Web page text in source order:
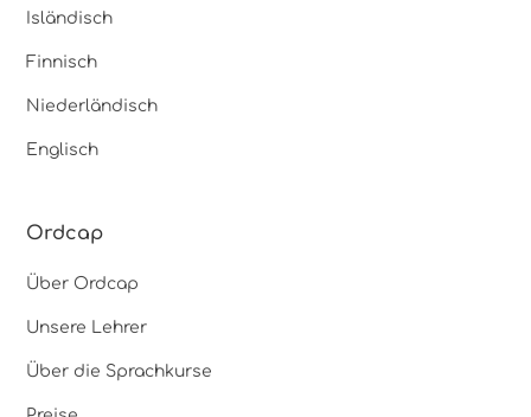
Isländisch
Finnisch
Niederländisch
Englisch
Ordcap
Über Ordcap
Unsere Lehrer
Über die Sprachkurse